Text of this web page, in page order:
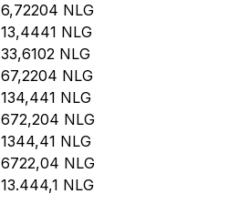
6,72204 NLG
13,4441 NLG
33,6102 NLG
67,2204 NLG
134,441 NLG
672,204 NLG
1344,41 NLG
6722,04 NLG
13.444,1 NLG